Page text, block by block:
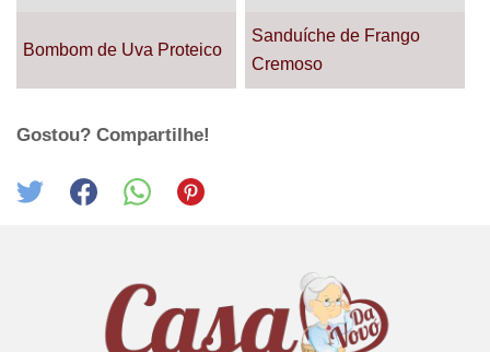
Bombom de Uva Proteico
Sanduíche de Frango
Cremoso
Gostou? Compartilhe!